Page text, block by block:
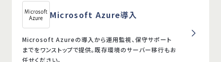
Microsoft Azure導入
Microsoft Azureの導入から運用監視、保守サポート
までをワンストップで提供。既存環境のサーバー移行もお
任せください。